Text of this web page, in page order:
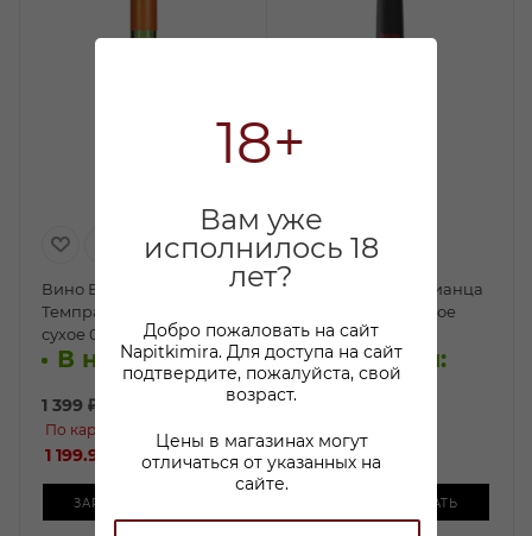
18+
Вам уже
исполнилось 18
лет?
Добро пожаловать на сайт
Napitkimira. Для доступа на сайт
подтвердите, пожалуйста, свой
возраст.
Цены в магазинах могут
отличаться от указанных на
сайте.
Вино Винчи
Темпранильо красное
сухое 0,75л
В наличии:
1 399 ₽
По карте:
1 199.99 ₽ /шт
ЗАРЕЗЕРВИРОВАТЬ
Вино Ондалан Крианца
Риоха красное сухое
0,75л
В наличии:
2 950₽/шт
ЗАРЕЗЕРВИРОВАТЬ